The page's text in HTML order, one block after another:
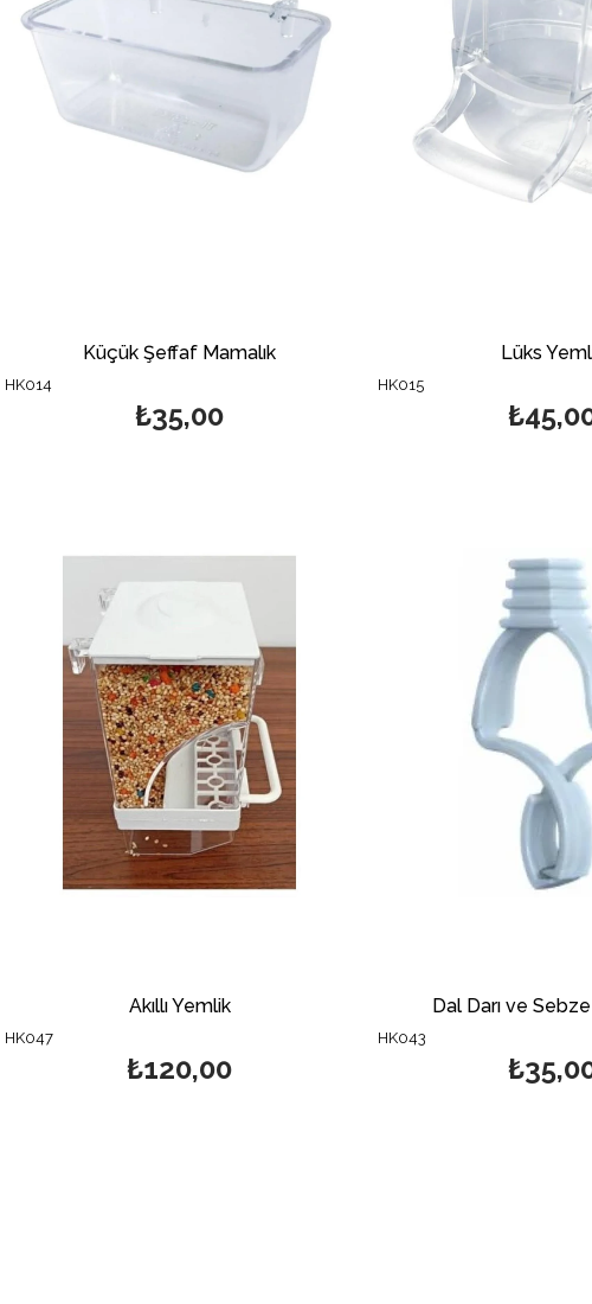
Küçük Şeffaf Mamalık
HK014
₺35,00
Lüks
HK015
Akıllı Yemlik
HK047
₺120,00
Dal Darı ve
HK043